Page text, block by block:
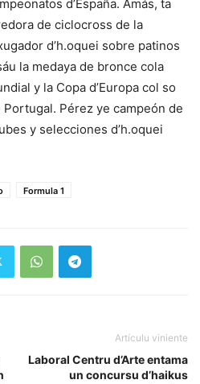
d’España. Amás, ta
de ciclocross de la
d’h.oquei sobre patinos
la medaya de bronce cola
y la Copa d’Europa col so
Pérez ye campeón de
y selecciones d’h.oquei
Formula 1
Artículu viniente
Laboral Centru d’Arte entama
un concursu d’haikus